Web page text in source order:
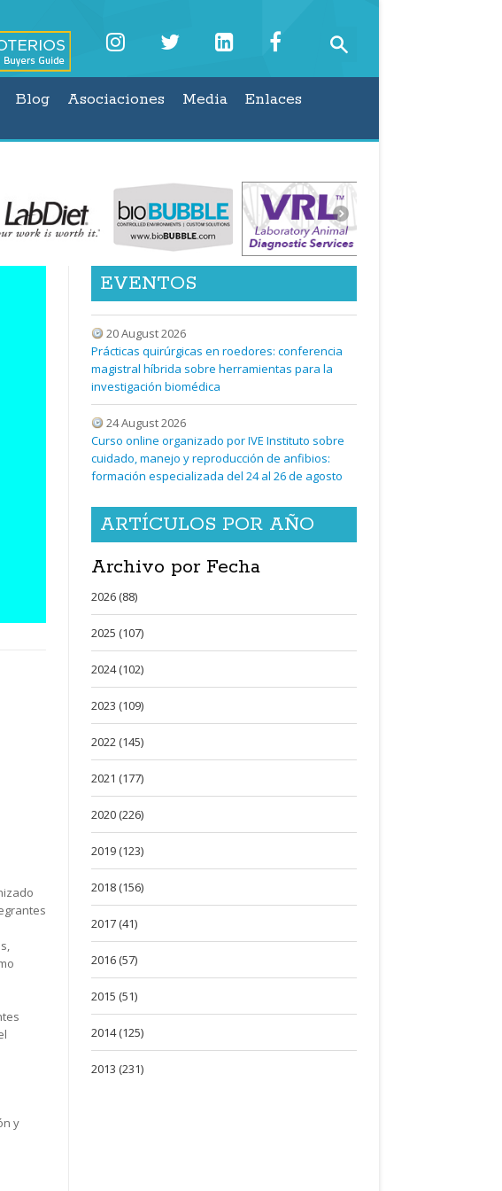
Blog Asociaciones Media
Enlaces
y
EVENTOS
20 August 2026
Prácticas quirúrgicas en roedores: conferencia
magistral híbrida sobre herramientas para la
investigación biomédica
24 August 2026
Curso online organizado por IVE Instituto sobre
cuidado, manejo y reproducción de anfibios:
formación especializada del 24 al 26 de agosto
ARTÍCULOS POR AÑO
Archivo por Fecha
2026 (88)
2025 (107)
2024 (102)
2023 (109)
2022 (145)
2021 (177)
2020 (226)
2019 (123)
2018 (156)
2017 (41)
2016 (57)
2015 (51)
2014 (125)
2013 (231)